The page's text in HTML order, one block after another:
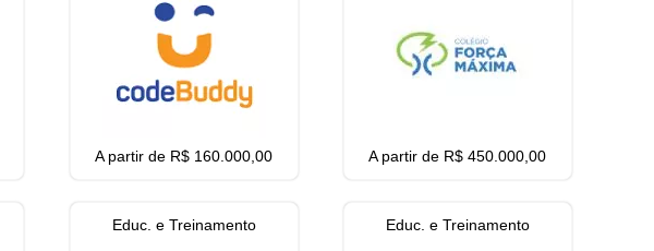
A partir de R$ 160.000,00 A partir de R$ 450.000,00
Educ. e Treinamento Educ. e Treinamento